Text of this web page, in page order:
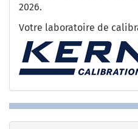
2026.
Votre laboratoire de